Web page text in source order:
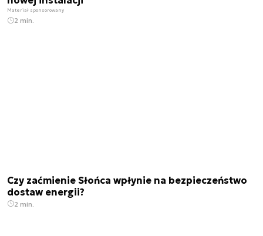
Materiał sponsorowany
2 min.
Czy zaćmienie Słońca wpłynie na bezpieczeństwo
dostaw energii?
2 min.